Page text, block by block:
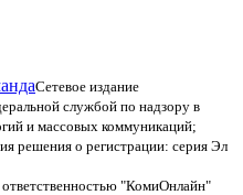
Сетевое издание
службой по надзору в
и массовых коммуникаций;
решения о регистрации: серия Эл
"КомиОнлайн"